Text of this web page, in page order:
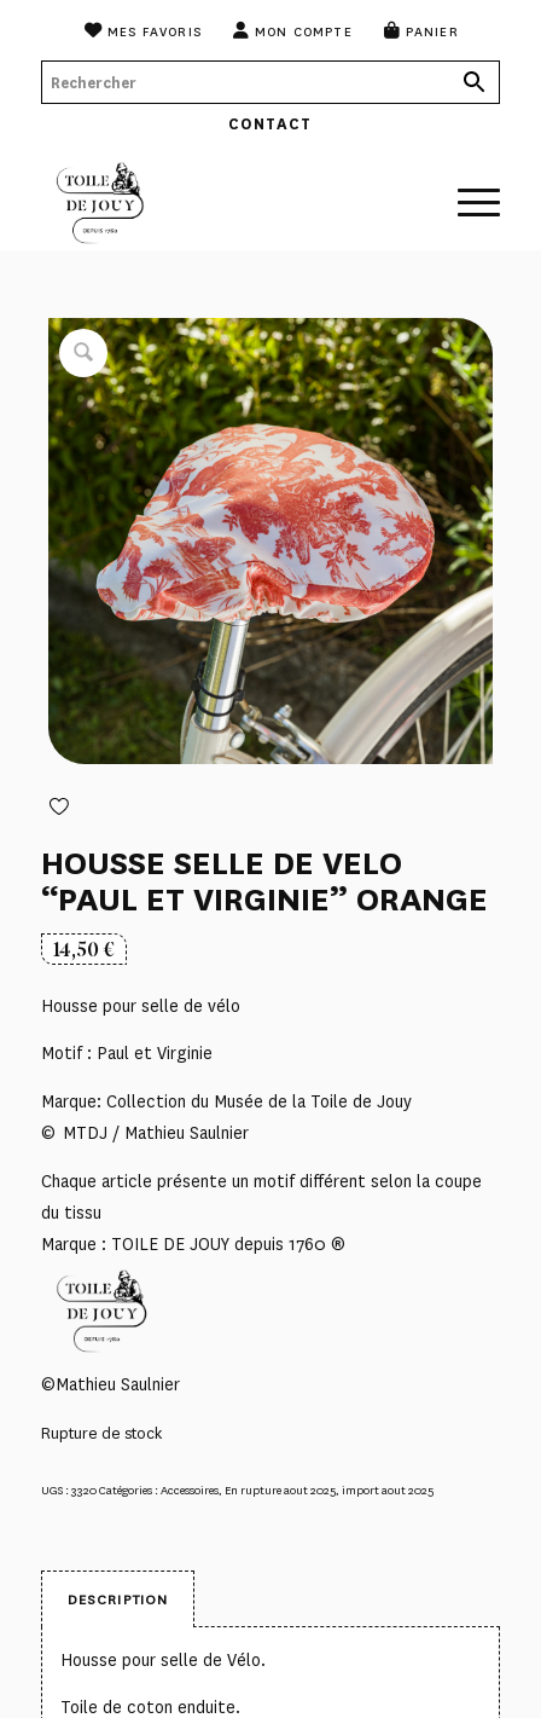
MES FAVORIS MON COMPTE PANIER
CONTACT
HOUSSE SELLE DE VELO
“PAUL ET VIRGINIE” ORANGE
14,50€
Housse pour selle de vélo
Motif : Paul et Virginie
Marque: Collection du Musée de la Toile de Jouy
© MTDJ / Mathieu Saulnier
Chaque article présente un motif différent selon la coupe
du tissu
Marque : TOILE DE JOUY depuis 1760 ®
©Mathieu Saulnier
Rupture de stock
UGS :3320Catégories :Accessoires, En rupture aout 2025, import aout 2025
DESCRIPTION
Housse pour selle de Vélo.
Toile de coton enduite.